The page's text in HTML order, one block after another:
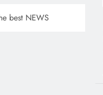
best NEWS